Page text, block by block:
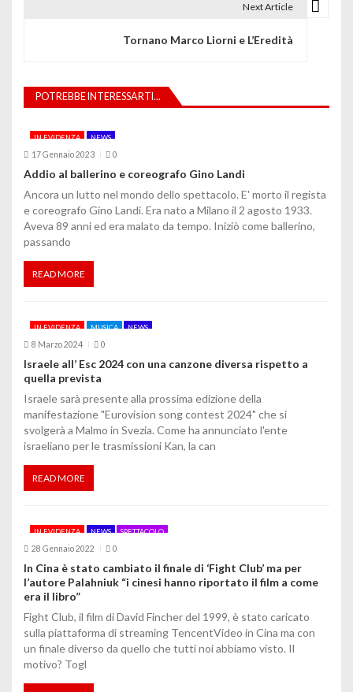
o
n
e
a
r
t
c
o
l
i
Next Article
Tornano Marco Liorni e L’Eredità
POTREBBE INTERESSARTI...
IN EVIDENZA NEWS
17 Gennaio 2023 0
Addio al ballerino e coreografo Gino Landi
Ancora un lutto nel mondo dello spettacolo. E' morto il regista
e coreografo Gino Landi. Era nato a Milano il 2 agosto 1933.
Aveva 89 anni ed era malato da tempo. Iniziò come ballerino,
passando
READ MORE
IN EVIDENZA MUSICA NEWS
8 Marzo 2024 0
Israele all’ Esc 2024 con una canzone diversa rispetto a
quella prevista
Israele sarà presente alla prossima edizione della
manifestazione "Eurovision song contest 2024" che si
svolgerà a Malmo in Svezia. Come ha annunciato l'ente
israeliano per le trasmissioni Kan, la can
READ MORE
IN EVIDENZA NEWS SPETTACOLO
28 Gennaio 2022 0
In Cina è stato cambiato il finale di ‘Fight Club’ ma per
l’autore Palahniuk “i cinesi hanno riportato il film a come
era il libro”
Fight Club, il film di David Fincher del 1999, è stato caricato
sulla piattaforma di streaming TencentVideo in Cina ma con
un finale diverso da quello che tutti noi abbiamo visto. Il
motivo? Togl